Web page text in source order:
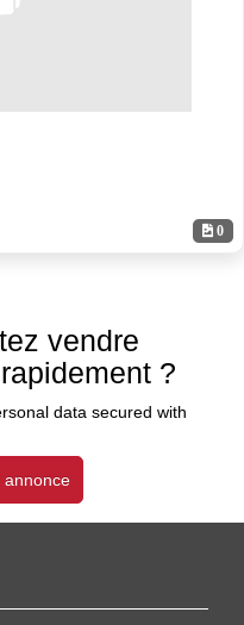
0
vendre
?
data secured with
annonce